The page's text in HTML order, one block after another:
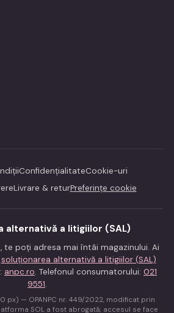
ConfidențialitateCookie-uri
Livrare & returPreferințe cookie
alternativă a litigiilor (SAL)
te poți adresa mai întâi magazinului. Ai
soluționarea alternativă a litigiilor (SAL)
anpc.ro. Telefonul consumatorului: 021
9551.
px) — OPANPC nr. 449/2022, modificat prin
SOL a fost abrogată; accesul se face